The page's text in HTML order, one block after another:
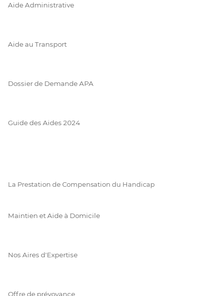
Aide Administrative
Aide au Transport
Dossier de Demande APA
Guide des Aides 2024
La Prestation de Compensation du Handicap
Maintien et Aide à Domicile
Nos Aires d'Expertise
Offre de prévoyance